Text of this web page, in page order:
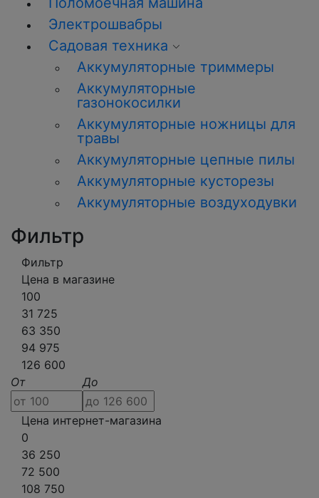
Электрошвабры
Садовая техника
Аккумуляторные триммеры
Аккумуляторные
газонокосилки
Аккумуляторные ножницы для
травы
Аккумуляторные цепные пилы
Аккумуляторные кусторезы
Аккумуляторные воздуходувки
Фильтр
Фильтр
Цена в магазине
100
31 725
63 350
94 975
126 600
От
До
Цена интернет-магазина
0
36 250
72 500
108 750